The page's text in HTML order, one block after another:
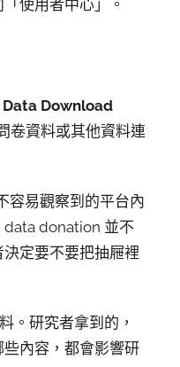
使用者中心」。
Data Download
卷資料或其他資料連
容易觀察到的平台內
data donation 並不
定要不要把抽屜裡
。研究者拿到的，
內容，都會影響研